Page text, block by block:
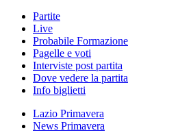
Partite
Live
Probabile Formazione
Pagelle e voti
Interviste post partita
Dove vedere la partita
Info biglietti
Lazio Primavera
News Primavera